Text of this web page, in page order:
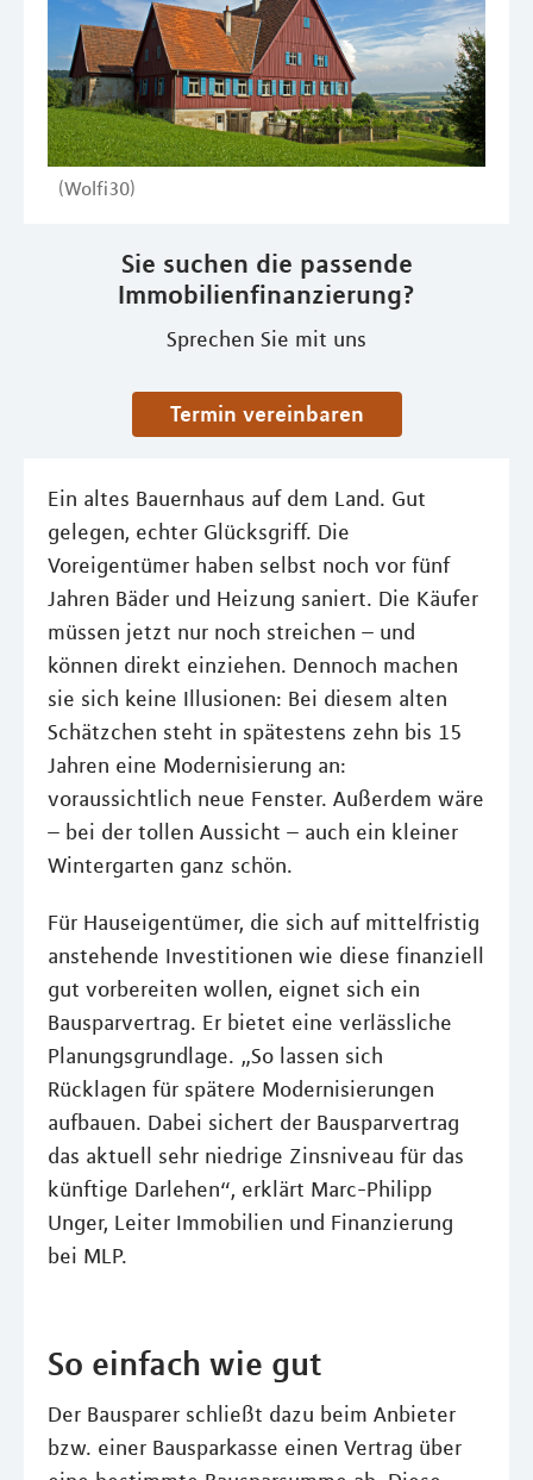
(Wolfi30)
Sie suchen die passende
Immobilienfinanzierung?
Sprechen Sie mit uns
Termin vereinbaren
Ein altes Bauernhaus auf dem Land. Gut
gelegen, echter Glücksgriff. Die
Voreigentümer haben selbst noch vor fünf
Jahren Bäder und Heizung saniert. Die Käufer
müssen jetzt nur noch streichen – und
können direkt einziehen. Dennoch machen
sie sich keine Illusionen: Bei diesem alten
Schätzchen steht in spätestens zehn bis 15
Jahren eine Modernisierung an:
voraussichtlich neue Fenster. Außerdem wäre
– bei der tollen Aussicht – auch ein kleiner
Wintergarten ganz schön.
Für Hauseigentümer, die sich auf mittelfristig
anstehende Investitionen wie diese finanziell
gut vorbereiten wollen, eignet sich ein
Bausparvertrag. Er bietet eine verlässliche
Planungsgrundlage. „So lassen sich
Rücklagen für spätere Modernisierungen
aufbauen. Dabei sichert der Bausparvertrag
das aktuell sehr niedrige Zinsniveau für das
künftige Darlehen“, erklärt Marc-Philipp
Unger, Leiter Immobilien und Finanzierung
bei MLP.
So einfach wie gut
Der Bausparer schließt dazu beim Anbieter
bzw. einer Bausparkasse einen Vertrag über